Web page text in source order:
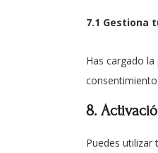
7.1 Gestiona
Has cargado
8.
Puedes